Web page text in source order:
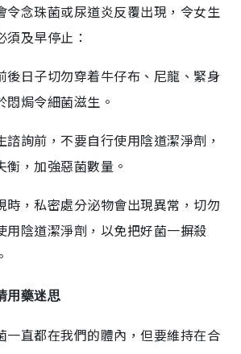
令念珠菌或尿道炎反覆出現，令女生
及早停止：
後日子切勿穿着牛仔布、尼龍、緊身
焗令細菌滋生。
諮詢前，不要自行使用陰道潔淨劑，
，加強惡菌數量。
時，私密處分泌物會出現異常，切勿
用陰道潔淨劑，以免把好菌一摒殺
用藥迷思
一直都在我們的體內，但要維持在合